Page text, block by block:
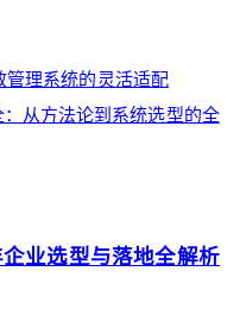
管理系统的灵活适配
从方法论到系统选型的全
业选型与落地全解析